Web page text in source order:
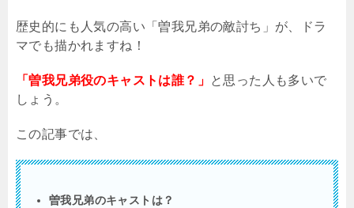
歴史的にも人気の高い「曽我兄弟の敵討ち」が、ドラ
マでも描かれますね！
「曽我兄弟役のキャストは誰？」 と思った人も多いで
しょう。
この記事では、
曽我兄弟のキャストは？